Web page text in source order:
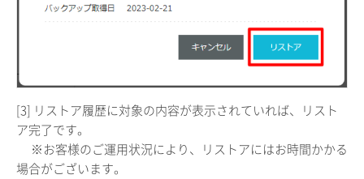
[3] リストア履歴に対象の内容が表示されていれば、リスト
ア完了です。
※お客様のご運用状況により、リストアにはお時間かかる
場合がございます。